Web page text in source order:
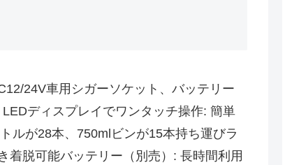
24V車用シガーソケット、バッテリー
ディスプレイでワンタッチ操作: 簡単
ルが28本、750mlビンが15本持ち運びラ
着脱可能バッテリー（別売）: 長時間利用